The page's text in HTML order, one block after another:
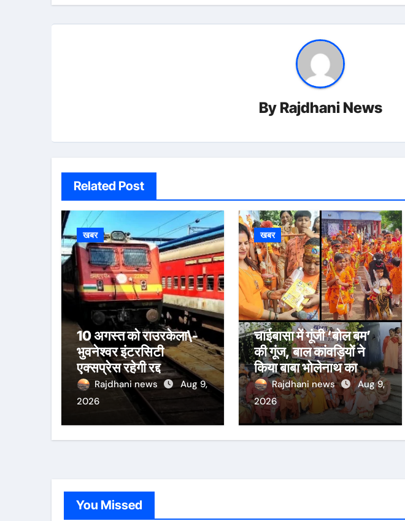
By Rajdhani News
Related Post
खबर
10 अगस्त को राउरकेला\-
भुवनेश्वर इंटरसिटी
एक्सप्रेस रहेगी रद्द
Rajdhani news
Aug 9,
2026
खबर
चाईबासा में गूंजी ‘बोल बम’
की गूंज, बाल कांवड़ियों ने
किया बाबा भोलेनाथ का
जलाभिषेक
Rajdhani news
Aug 9,
2026
You Missed